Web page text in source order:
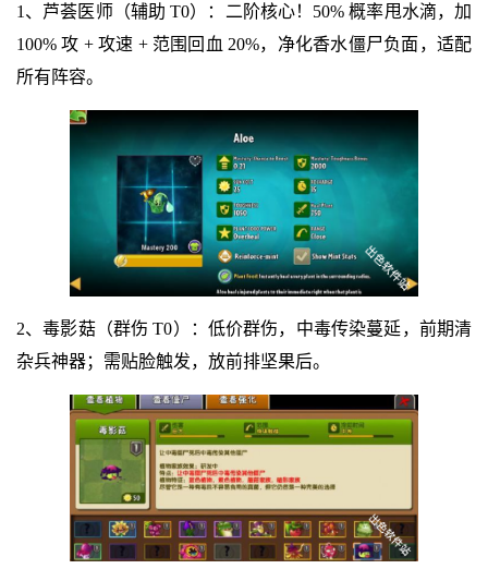
1、芦荟医师（辅助 T0）：二阶核心！50% 概率甩水滴，加
100% 攻 + 攻速 + 范围回血 20%，净化香水僵尸负面，适配
所有阵容。
2、毒影菇（群伤 T0）：低价群伤，中毒传染蔓延，前期清
杂兵神器；需贴脸触发，放前排坚果后。